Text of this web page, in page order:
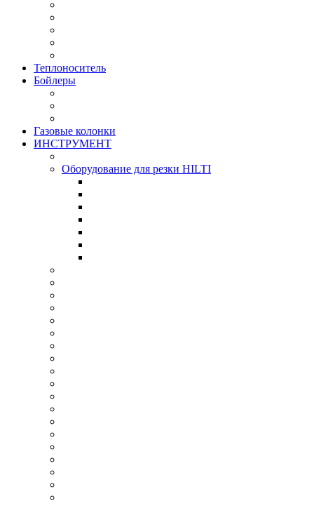
Теплоноситель
Бойлеры
Газовые колонки
ИНСТРУМЕНТ
Оборудование для резки HILTI